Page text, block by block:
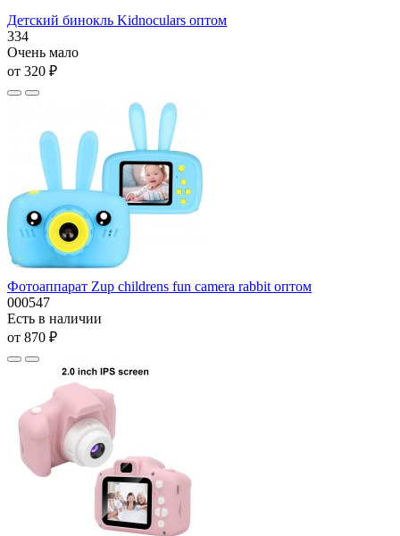
Детский бинокль Kidnoculars оптом
334
Очень мало
от 320 ₽
Фотоаппарат Zup сhildrens fun camera rabbit оптом
000547
Есть в наличии
от 870 ₽